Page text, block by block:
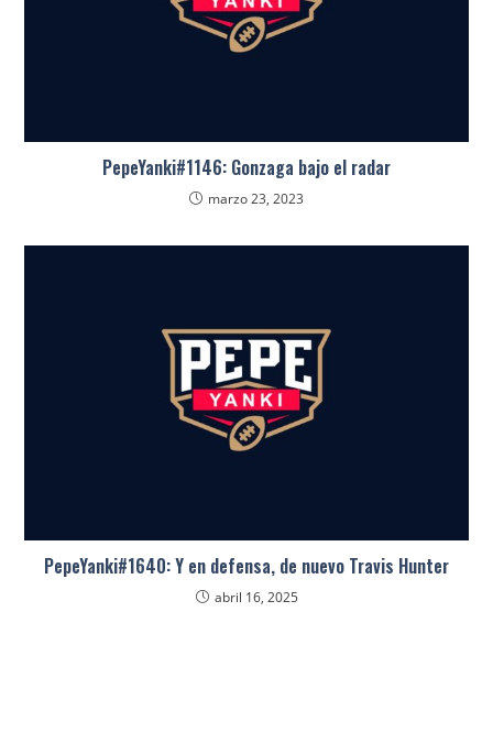
PepeYanki#1146: Gonzaga bajo el radar
marzo 23, 2023
PepeYanki#1640: Y en defensa, de nuevo Travis Hunter
abril 16, 2025